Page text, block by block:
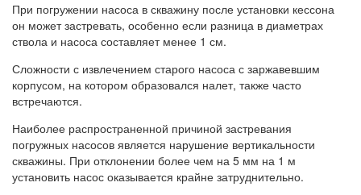
При погружении насоса в скважину после установки кессона
он может застревать, особенно если разница в диаметрах
ствола и насоса составляет менее 1 см.
Сложности с извлечением старого насоса с заржавевшим
корпусом, на котором образовался налет, также часто
встречаются.
Наиболее распространенной причиной застревания
погружных насосов является нарушение вертикальности
скважины. При отклонении более чем на 5 мм на 1 м
установить насос оказывается крайне затруднительно.